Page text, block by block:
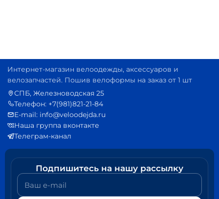
Интернет-магазин велоодежды, аксессуаров и
велозапчастей. Пошив велоформы на заказ от 1 шт
СПБ, Железноводская 25
Телефон: +7(981)821-21-84
E-mail: info@veloodejda.ru
Наша группа вконтакте
Телеграм-канал
Подпишитесь на нашу рассылку
Ваш e-mail